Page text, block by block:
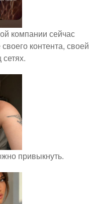
компании сейчас
контента, своей
привыкнуть.